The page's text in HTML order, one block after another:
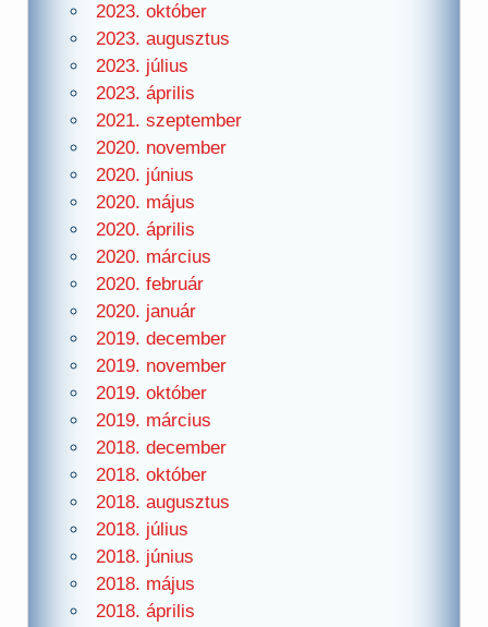
2023. október
2023. augusztus
2023. július
2023. április
2021. szeptember
2020. november
2020. június
2020. május
2020. április
2020. március
2020. február
2020. január
2019. december
2019. november
2019. október
2019. március
2018. december
2018. október
2018. augusztus
2018. július
2018. június
2018. május
2018. április